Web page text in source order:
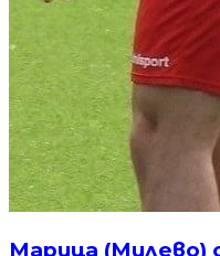
Марица